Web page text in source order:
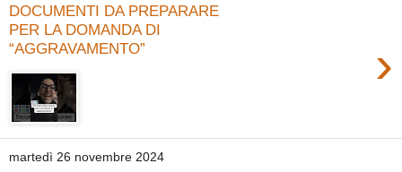
DOCUMENTI DA PREPARARE
PER LA DOMANDA DI
“AGGRAVAMENTO”
›
martedì 26 novembre 2024